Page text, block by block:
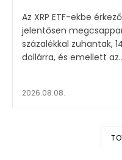
Az XRP ETF-ekbe
jelentősen megcsappant. A heti
százalékkal zuhantak,
dollárra, és emellett
2026.08.08.